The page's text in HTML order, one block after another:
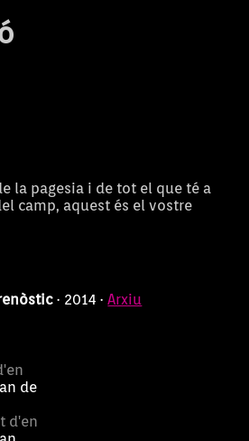
la pagesia i de tot el que té a
camp, aquest és el vostre
· 2014 ·Arxiu
de
d'en